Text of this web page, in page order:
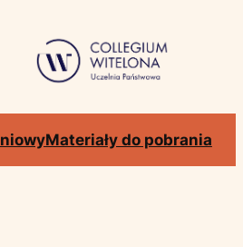
Materiały do pobrania